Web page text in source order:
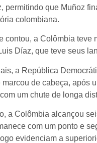
permitindo que Muñoz
colombiana.
contou, a Colômbia teve
Díaz, que teve seus
a República
marcou de cabeça, após
um chute de longa
a Colômbia alcançou
com um ponto e
evidenciam a